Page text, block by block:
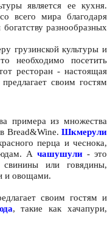
является ее кухня.
всего мира благодаря
разнообразных
грузинской культуры и
необходимо посетить
ресторан - настоящая
своим гостям
примера из множества
Bread&Wine. Шкмерули
перца и чеснока,
Ачашушули - это
или говядины,
и овощами.
своим гостям и
, такие как хачапури,